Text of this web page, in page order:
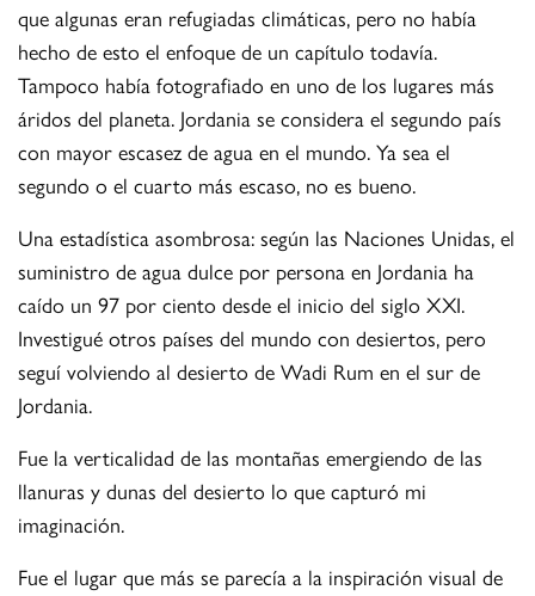
que algunas eran refugiadas climáticas, pero no había
hecho de esto el enfoque de un capítulo todavía.
Tampoco había fotografiado en uno de los lugares más
áridos del planeta. Jordania se considera el segundo país
con mayor escasez de agua en el mundo. Ya sea el
segundo o el cuarto más escaso, no es bueno.
Una estadística asombrosa: según las Naciones Unidas, el
suministro de agua dulce por persona en Jordania ha
caído un 97 por ciento desde el inicio del siglo XXI.
Investigué otros países del mundo con desiertos, pero
seguí volviendo al desierto de Wadi Rum en el sur de
Jordania.
Fue la verticalidad de las montañas emergiendo de las
llanuras y dunas del desierto lo que capturó mi
imaginación.
Fue el lugar que más se parecía a la inspiración visual de